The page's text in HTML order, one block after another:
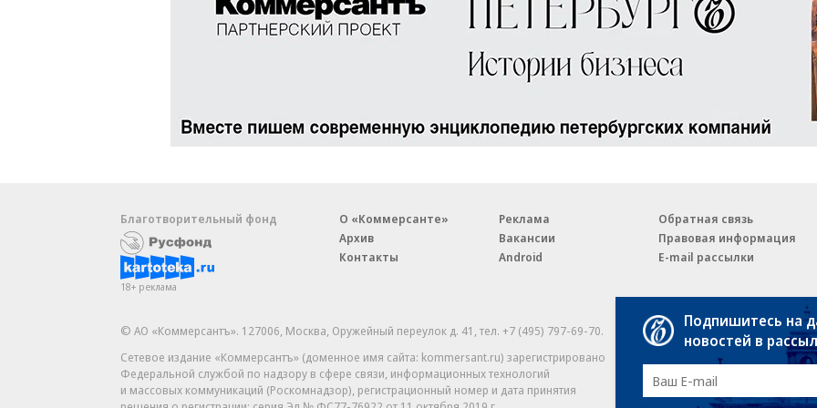
Благотворительный фонд
18+ реклама
О «Коммерсанте»
Архив
Контакты
Реклама
Вакансии
Android
Обратная связь
Правовая информация
E-mail рассылки
© АО «Коммерсантъ». 127006, Москва, Оружейный переулок д. 41,тел. +7 (495) 797-69-70.
Сетевое издание «Коммерсантъ» (доменное имя сайта: kommersant.ru) зарегистрировано
Федеральной службой по надзору в сфере связи, информационных технологий
и массовых коммуникаций (Роскомнадзор), регистрационный номер и дата принятия
Партнерские проекты/
«Промо» и «Официальное
На kommersant.ru
Подпишитесь на
новостей в